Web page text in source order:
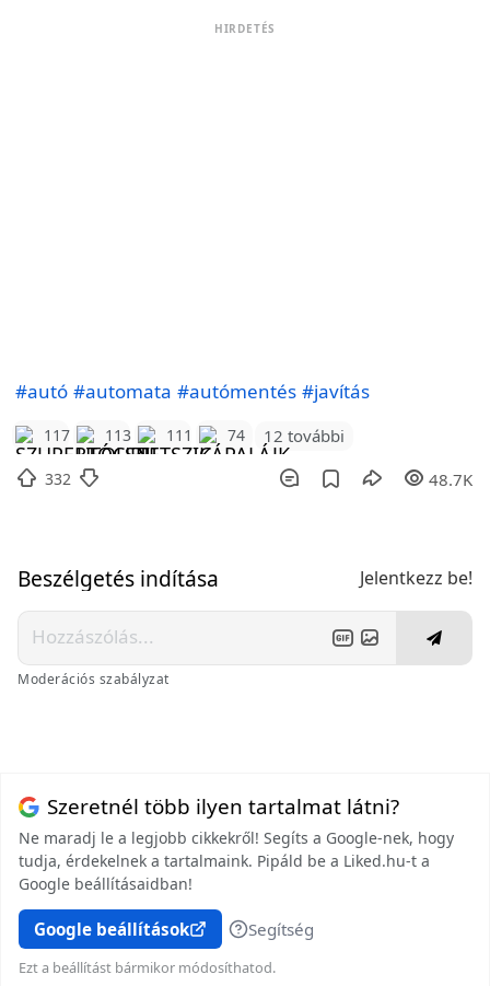
HIRDETÉS
#autó #automata #autómentés #javítás
117 113 111 74 12 további
332 48.7K
Beszélgetés indítása Jelentkezz be!
Moderációs szabályzat
Szeretnél több ilyen tartalmat látni?
Ne maradj le a legjobb cikkekről! Segíts a Google-nek, hogy
tudja, érdekelnek a tartalmaink. Pipáld be a Liked.hu-t a
Google beállításaidban!
Google beállítások Segítség
Ezt a beállítást bármikor módosíthatod.